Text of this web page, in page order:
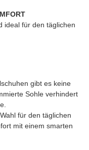
ideal für den täglichen
gibt es keine
Sohle verhindert
für den täglichen
mit einem smarten